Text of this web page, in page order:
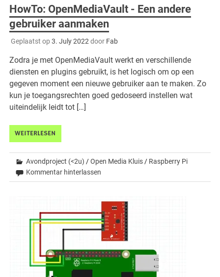
HowTo: OpenMediaVault - Een andere
gebruiker aanmaken
Geplaatst op 3. July 2022 door Fab
Zodra je met OpenMediaVault werkt en verschillende
diensten en plugins gebruikt, is het logisch om op een
gegeven moment een nieuwe gebruiker aan te maken. Zo
kun je toegangsrechten goed gedoseerd instellen wat
uiteindelijk leidt tot […]
WEITERLESEN
Avondproject (<2u) /Open Media Kluis / Raspberry Pi
Kommentar hinterlassen